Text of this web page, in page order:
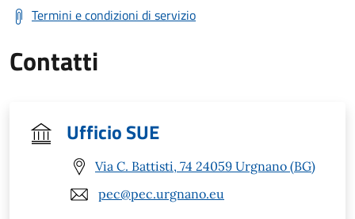
Termini e condizioni di servizio
Contatti
Ufficio SUE
Via C. Battisti, 74 24059 Urgnano (BG)
pec@pec.urgnano.eu